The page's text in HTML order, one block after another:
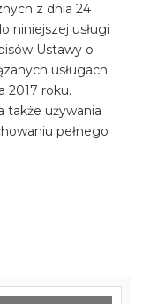
z dnia 24
niniejszej usługi
Ustawy o
usługach
2017 roku.
także używania
pełnego